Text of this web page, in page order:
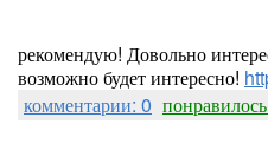
рекомендую! Довольно
возможно будет интересно!
комментарии: 0